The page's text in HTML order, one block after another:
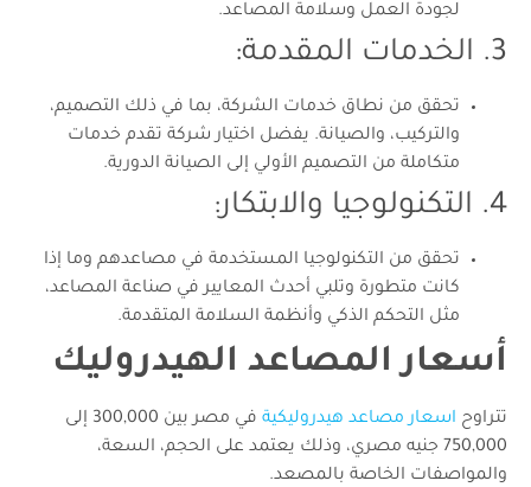
لجودة العمل وسلامة المصاعد.
3. الخدمات المقدمة:
تحقق من نطاق خدمات الشركة، بما في ذلك التصميم،
والتركيب، والصيانة. يفضل اختيار شركة تقدم خدمات
متكاملة من التصميم الأولي إلى الصيانة الدورية.
4. التكنولوجيا والابتكار:
تحقق من التكنولوجيا المستخدمة في مصاعدهم وما إذا
كانت متطورة وتلبي أحدث المعايير في صناعة المصاعد،
مثل التحكم الذكي وأنظمة السلامة المتقدمة.
أسعار المصاعد الهيدروليك
تتراوح اسعار مصاعد هيدروليكية
في مصر بين 300,000 إلى
750,000 جنيه مصري، وذلك يعتمد على الحجم، السعة،
والمواصفات الخاصة بالمصعد.